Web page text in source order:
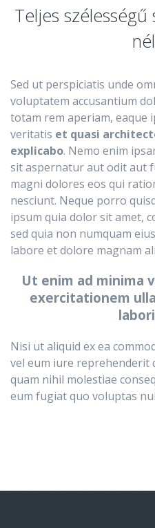
Teljes
Sed ut perspiciatis unde
voluptatem accusantium
totam rem aperiam, eaque
veritatis et quasi
explicabo. Nemo enim
sit aspernatur aut odit aut
magni dolores eos qui
nesciunt. Neque porro
ipsum quia dolor sit amet,
sed quia non numquam
labore et dolore magnam
Ut enim ad minima
exercitationem
Nisi ut aliquid ex ea
vel eum iure reprehenderit
quam nihil molestiae
eum fugiat quo voluptas